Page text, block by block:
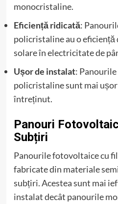
monocristaline.
Eficiență ridicată:
policristaline au o eficiență
solare în electricitate de
Ușor de instalat:
policristaline sunt mai
întreținut.
Panouri
Subțiri
Panourile fotovoltaice cu
fabricate din materiale
subțiri. Acestea sunt mai
instalat decât panourile